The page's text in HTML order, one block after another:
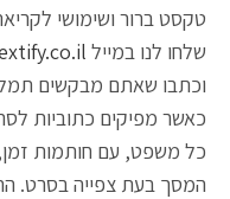
טקסט ברור ושימושי
שלחו לנו במייל
וכתבו שאתם מבקשים
כאשר מפיקים כתוביות
כל משפט, עם חותמות
המסך בעת צפייה בסרט.